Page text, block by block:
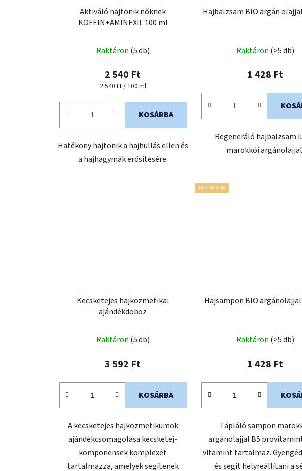
Aktiváló hajtonik nőknek
KOFEIN+AMINEXIL 100 ml
Raktáron (5 db)
2 540 Ft
Egységár:
2 540 Ft / 100 ml
KOSÁRBA
Hatékony hajtonik a hajhullás ellen és
a hajhagymák erősítésére.
Hajbalzsam BIO argán
Raktáron (>5 db)
1 428 Ft
Regeneráló hajbalzsam
marokkói
Kecsketejes hajkozmetikai
ajándékdoboz
Raktáron (5 db)
3 592 Ft
KOSÁRBA
A kecsketejes hajkozmetikumok
ajándékcsomagolása kecsketej-
komponensek komplexét
tartalmazza, amelyek segítenek
BESTSELLER
Hajsampon BIO
Raktáron (>5 db)
1 428 Ft
Tápláló sampon
argánolajjal B5
vitamint tartalmaz.
és segít helyreállítani a